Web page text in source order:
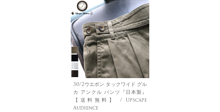
30/2ウエポン タックワイド グル
カ アンクル パンツ『日本製』
【送料無料】 / Upscape
Audience